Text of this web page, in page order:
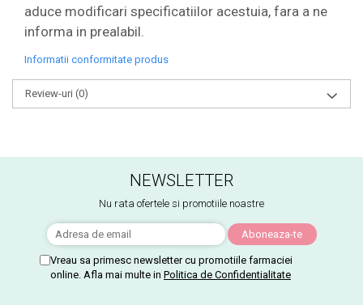
aduce modificari specificatiilor acestuia, fara a ne
informa in prealabil.
Informatii conformitate produs
Review-uri (0)
NEWSLETTER
Nu rata ofertele si promotiile noastre
Vreau sa primesc newsletter cu promotiile farmaciei
online. Afla mai multe in Politica de Confidentialitate